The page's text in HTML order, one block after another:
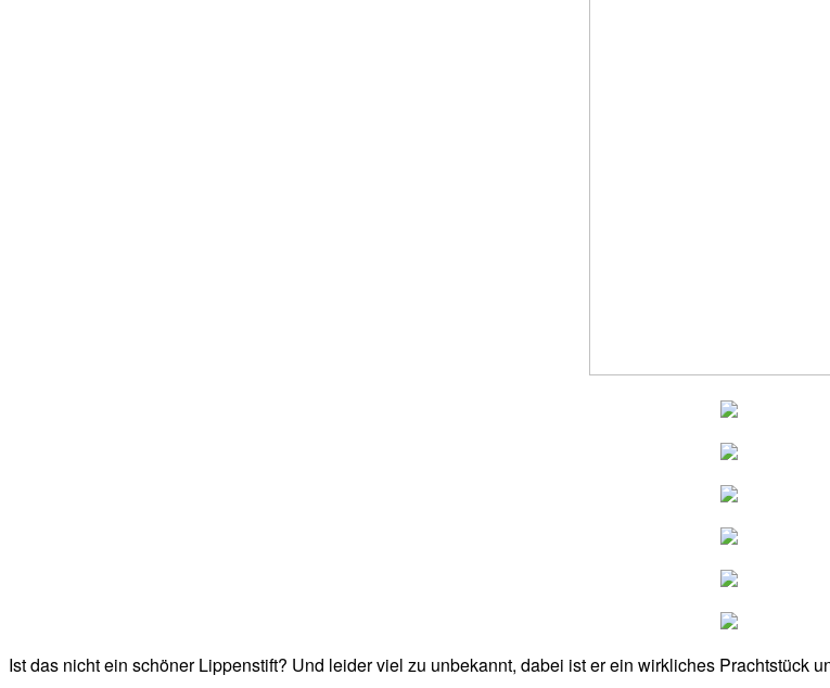
Ist das nicht ein schöner Lippenstift? Und leider viel zu unbekannt, dabei ist er ein wirkliches Prachtstück